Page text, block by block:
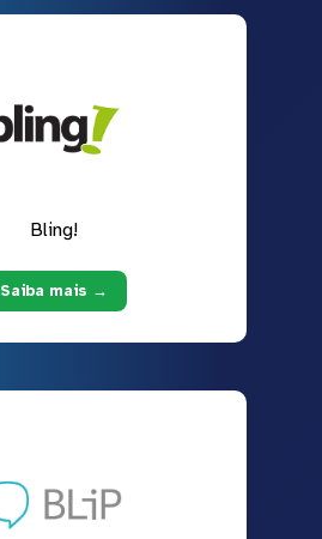
Bling!
Saiba mais →